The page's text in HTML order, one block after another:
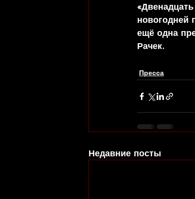
новогодней
ещё одна
Рачек.
Пресса
Недавние посты